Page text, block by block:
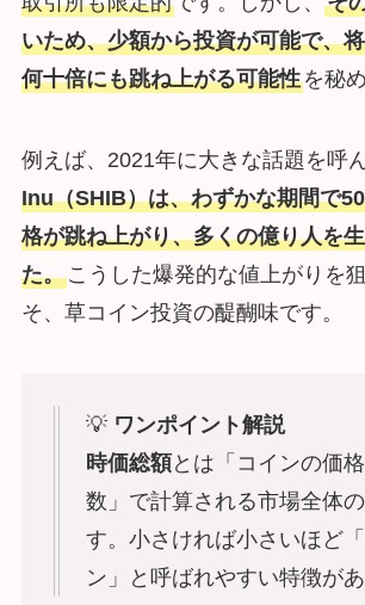
いため、少額から投資が可能で、
何十倍にも跳ね上がる可能性を秘
例えば、2021年に大きな話題を呼
Inu（SHIB）は、わずかな期間で
格が跳ね上がり、多くの億り人を
た。こうした爆発的な値上がりを
そ、草コイン投資の醍醐味です。
💡 ワンポイント解説
時価総額とは「コインの価
数」で計算される市場全体
す。小さければ小さいほど
ン」と呼ばれやすい特徴があ